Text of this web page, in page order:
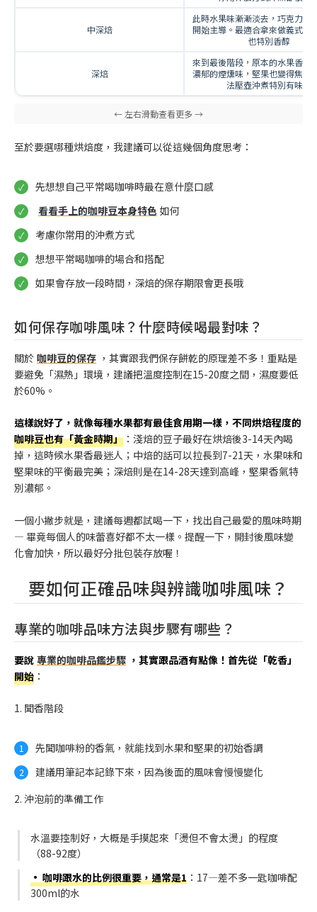
中深焙
此時水果味漸漸淡去，巧克力和
開始主導。最適合拿來做義式濃
也特別香醇
深焙
來到最後階段，原本的水果香完
濃郁的煙燻味，堅果也變得焦香
法壓壺沖煮特別有味道
至於要選哪種烘焙度，我建議可以從這幾個角度思考：
先想想自己平常喝咖啡時最在意什麼口感
看看手上的咖啡豆本身特色 如何
考慮你常用的沖煮方式
想想平常喝咖啡的場合和搭配
如果會存放一段時間，深焙的保存期限會更長哦
如何保存咖啡風味？什麼時候喝最對味？
關於 咖啡豆的保存 ，其實跟我們保存餅乾的原理差不多！重點是
要避免「濕熱」環境，建議把溫度控制在15-20度之間，濕度要低
於60%。
這樣說好了，就像每種水果都有最佳食用期一樣，不同烘焙程度的
咖啡豆也有「黃金時期」 ：淺焙的豆子最好在烘焙後3-14天內喝
掉，這時候水果香最迷人；中焙的話可以拉長到7-21天，水果味和
堅果味的平衡最完美；深焙則是在14-28天達到高峰，堅果香氣特
別濃郁。
一個小撇步就是，建議每週都試喝一下，找出自己最愛的風味時期
— 畢竟每個人的味蕾喜好都不太一樣。提醒一下，開封後風味變
化會加快，所以最好分批包裝存放喔！
要如何正確品味與辨識咖啡風味？
專業的咖啡品味方法與步驟有哪些？
要說 專業的咖啡品鑑步驟 ，其實跟品酒有點像！首先從「乾香」
開始 ：
1. 聞香階段
先聞咖啡粉的香氣，就能找到水果和堅果的初始香調
建議用筆記本記錄下來，因為後面的風味會慢慢變化
2. 沖泡前的準備工作
水溫要控制好，大概是手摸起來「燙但不會太燙」的程度
（88-92度）
• 咖啡跟水的比例很重要，通常是1 ：17—差不多一匙咖啡配
300ml的水